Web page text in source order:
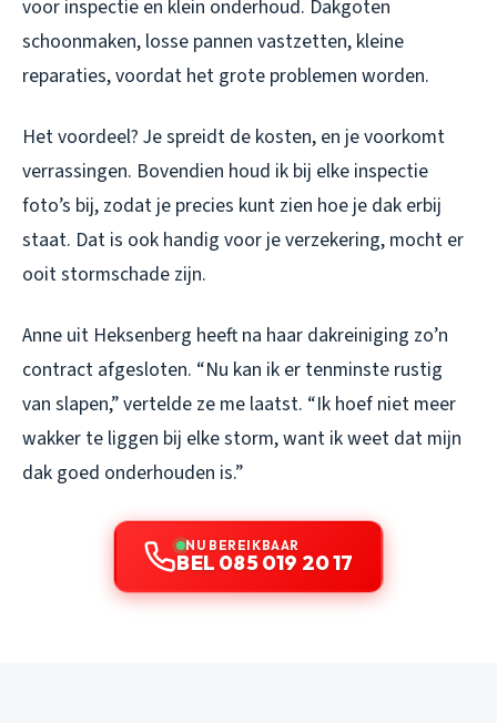
voor inspectie en klein onderhoud. Dakgoten
schoonmaken, losse pannen vastzetten, kleine
reparaties, voordat het grote problemen worden.
Het voordeel? Je spreidt de kosten, en je voorkomt
verrassingen. Bovendien houd ik bij elke inspectie
foto’s bij, zodat je precies kunt zien hoe je dak erbij
staat. Dat is ook handig voor je verzekering, mocht er
ooit stormschade zijn.
Anne uit Heksenberg heeft na haar dakreiniging zo’n
contract afgesloten. “Nu kan ik er tenminste rustig
van slapen,” vertelde ze me laatst. “Ik hoef niet meer
wakker te liggen bij elke storm, want ik weet dat mijn
dak goed onderhouden is.”
NU BEREIKBAAR
BEL 085 019 20 17